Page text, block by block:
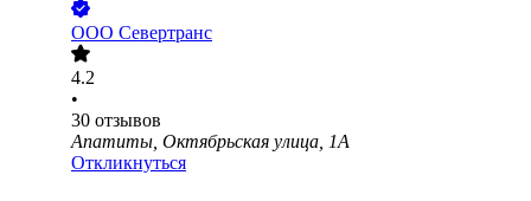
ООО Севертранс
4.2
•
30 отзывов
Апатиты, Октябрьская улица, 1А
Откликнуться